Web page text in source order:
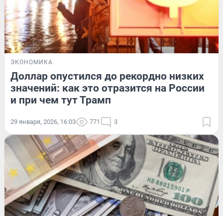
ЭКОНОМИКА
Доллар опустился до рекордно низких
значений: как это отразится на России
и при чем тут Трамп
29 января, 2026, 16:03 771 3